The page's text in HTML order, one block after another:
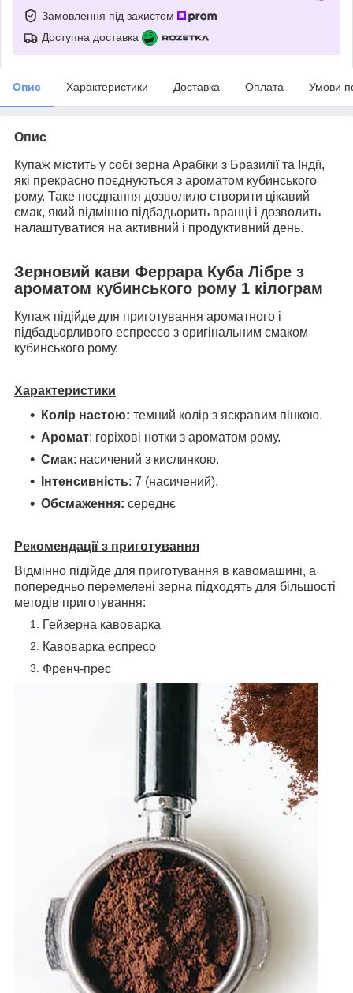
Замовлення під захистом
Доступна доставка
Опис Характеристики Доставка Оплата Умови
Опис
Купаж містить у собі зерна Арабіки з Бразилії та Індії,
які прекрасно поєднуються з ароматом кубинського
рому. Таке поєднання дозволило створити цікавий
смак, який відмінно підбадьорить вранці і дозволить
налаштуватися на активний і продуктивний день.
Зерновий кави Феррара Куба Лібре з
ароматом кубинського рому 1 кілограм
Купаж підійде для приготування ароматного і
підбадьорливого еспрессо з оригінальним смаком
кубинського рому.
Характеристики
Колір настою: темний колір з яскравим пінкою.
Аромат: горіхові нотки з ароматом рому.
Смак: насичений з кислинкою.
Інтенсивність: 7 (насичений).
Обсмаження: середнє
Рекомендації з приготування
Відмінно підійде для приготування в кавомашині, а
попередньо перемелені зерна підходять для більшості
методів приготування:
Гейзерна кавоварка
Кавоварка еспресо
Френч-прес